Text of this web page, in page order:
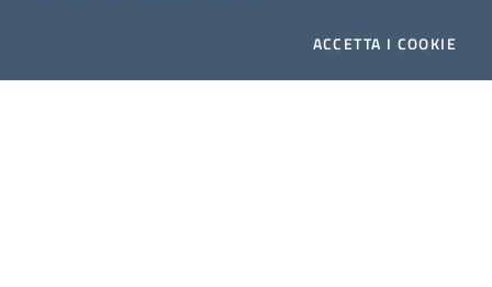
ACCETTA I COOKIE
DigItalia-rivista del digitale nei beni culturali||ISSN: